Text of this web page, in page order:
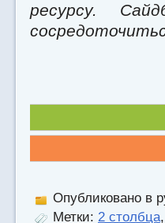
ресурсу.
Опубликовано в
Метки: 2 столбца,